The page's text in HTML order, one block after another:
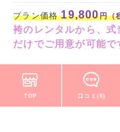
プラン価格19,800円（
袴のレンタルから、
だけでご用意が可能で
TOP 口コミ(6)